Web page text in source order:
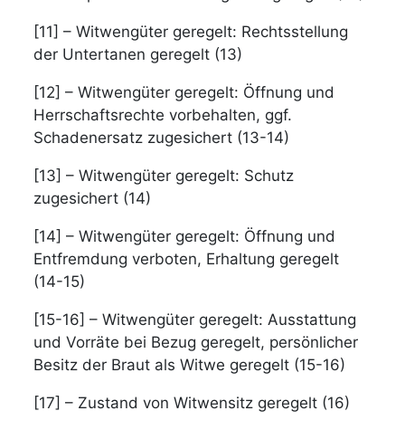
[11] – Witwengüter geregelt: Rechtsstellung
der Untertanen geregelt (13)
[12] – Witwengüter geregelt: Öffnung und
Herrschaftsrechte vorbehalten, ggf.
Schadenersatz zugesichert (13-14)
[13] – Witwengüter geregelt: Schutz
zugesichert (14)
[14] – Witwengüter geregelt: Öffnung und
Entfremdung verboten, Erhaltung geregelt
(14-15)
[15-16] – Witwengüter geregelt: Ausstattung
und Vorräte bei Bezug geregelt, persönlicher
Besitz der Braut als Witwe geregelt (15-16)
[17] – Zustand von Witwensitz geregelt (16)